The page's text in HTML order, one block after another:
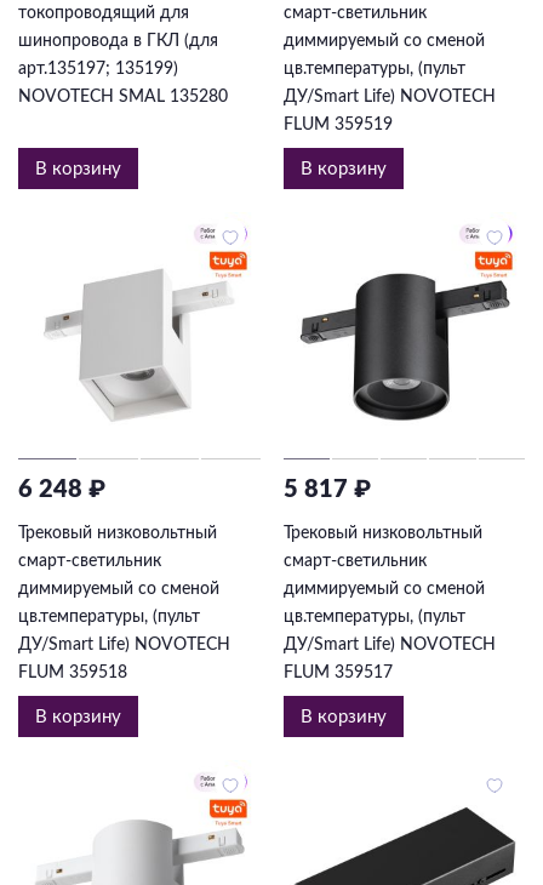
токопроводящий для
шинопровода в ГКЛ (для
арт.135197; 135199)
NOVOTECH SMAL 135280
В корзину
смарт-светильник
диммируемый со сменой
цв.температуры, (пульт
ДУ/Smart Life) NOVOTECH
FLUM 359519
В корзину
6 248 ₽
Трековый низковольтный
смарт-светильник
диммируемый со сменой
цв.температуры, (пульт
ДУ/Smart Life) NOVOTECH
FLUM 359518
В корзину
5 817 ₽
Трековый низковольтный
смарт-светильник
диммируемый со сменой
цв.температуры, (пульт
ДУ/Smart Life) NOVOTECH
FLUM 359517
В корзину